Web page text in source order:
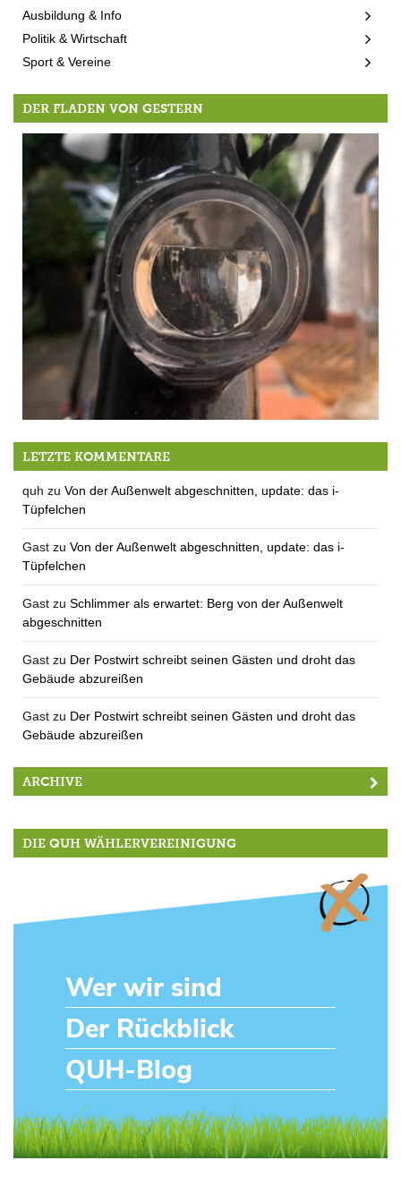
Ausbildung & Info
Politik & Wirtschaft
Sport & Vereine
DER FLADEN VON GESTERN
Es geht wieder los: Stadtradeln 2020
LETZTE KOMMENTARE
quh zu Von der Außenwelt abgeschnitten, update: das i-
Tüpfelchen
Gast zu Von der Außenwelt abgeschnitten, update: das i-
Tüpfelchen
Gast zu Schlimmer als erwartet: Berg von der Außenwelt
abgeschnitten
Gast zu Der Postwirt schreibt seinen Gästen und droht das
Gebäude abzureißen
Gast zu Der Postwirt schreibt seinen Gästen und droht das
Gebäude abzureißen
ARCHIVE
DIE QUH WÄHLERVEREINIGUNG
Wer wir sind
Der Rückblick
QUH-Blog